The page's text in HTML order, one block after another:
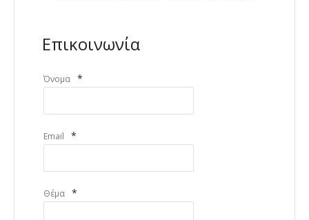
Επικοινωνία
Όνομα *
Email *
Θέμα *